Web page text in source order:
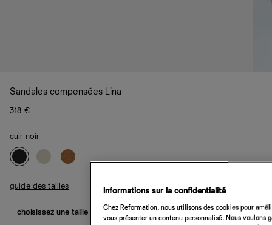
Sandales compensées Lina
318 €
cuir noir
guide des tailles
choisissez une taille
Informations sur la confidentialité
Chez Reformation, nous utilisons des cookies pour
vous présenter un contenu personnalisé. Nous